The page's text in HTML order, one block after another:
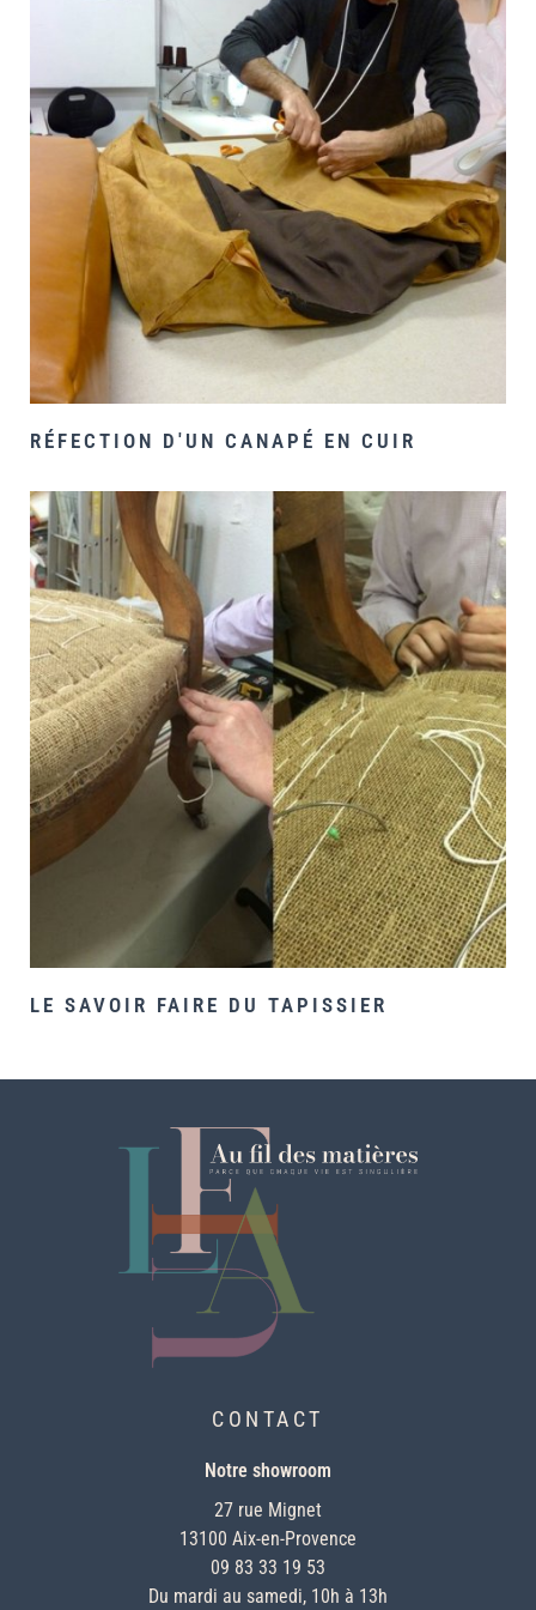
RÉFECTION D'UN CANAPÉ EN CUIR
LE SAVOIR FAIRE DU TAPISSIER
CONTACT
Notre showroom
27 rue Mignet
13100 Aix-en-Provence
09 83 33 19 53
Du mardi au samedi, 10h à 13h